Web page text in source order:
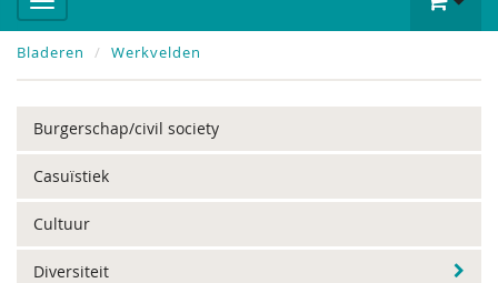
Bladeren Werkvelden
Burgerschap/civil society
Casuïstiek
Cultuur
Diversiteit